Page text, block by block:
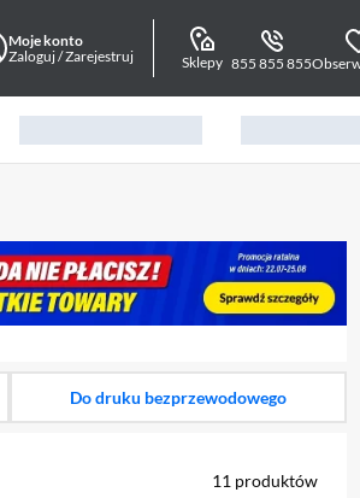
Moje konto
Zaloguj / Zarejestruj
Sklepy 855 855 855
element 1 z 4
Do druku bezprzewodowego
11 produktów